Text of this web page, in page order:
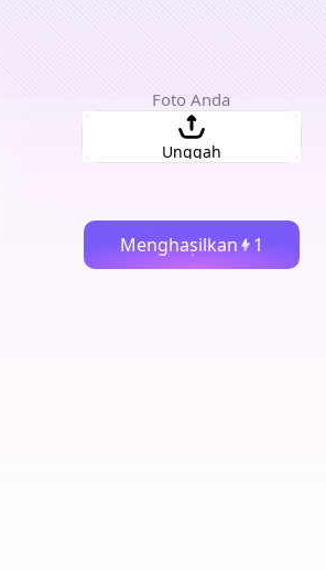
Foto Anda
Unggah
Menghasilkan 1